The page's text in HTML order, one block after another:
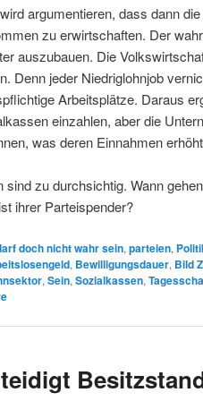
argumentieren, dass dann
zu erwirtschaften. Der
auszubauen. Die
Denn jeder Niedriglohnjob
Arbeitsplätze. Daraus
einzahlen, aber die
was deren Einnahmen
zu durchsichtig. Wann
ihrer Parteispender?
doch nicht wahr sein, parteien,
, Bewilligungsdauer, Bild
, Sein, Sozialkassen,